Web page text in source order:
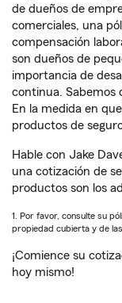
de dueños de
comerciales, una
compensación
son dueños de
importancia de
continua. Sabemos
En la medida en
productos de
Hable con Jake
una cotización de
productos son los
1. Por favor, consulte su
propiedad cubierta y de
¡Comience su
hoy mismo!